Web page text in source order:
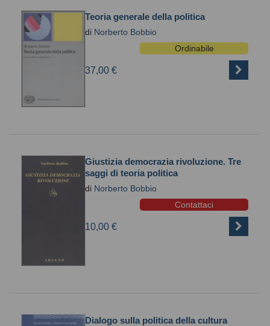
Teoria generale della politica
di Norberto Bobbio
Ordinabile
37,00 €
Giustizia democrazia rivoluzione. Tre
saggi di teoria politica
di Norberto Bobbio
Contattaci
10,00 €
Dialogo sulla politica della cultura